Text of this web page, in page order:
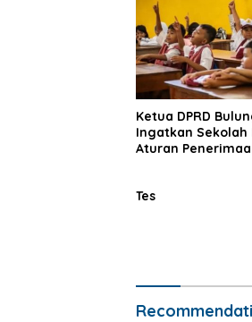
Ketua DPRD
Ingatkan Sekolah
Aturan
Tes